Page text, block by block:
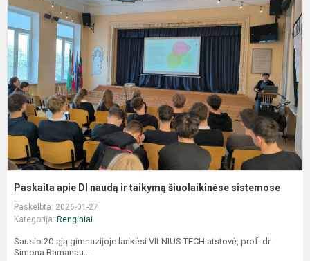
Paskaita apie DI naudą ir taikymą šiuolaikinėse sistemose
Paskelbta: 2026-01-27
Kategorija: Renginiai
Sausio 20-ąją gimnazijoje lankėsi VILNIUS TECH atstovė, prof. dr.
Simona Ramanau...